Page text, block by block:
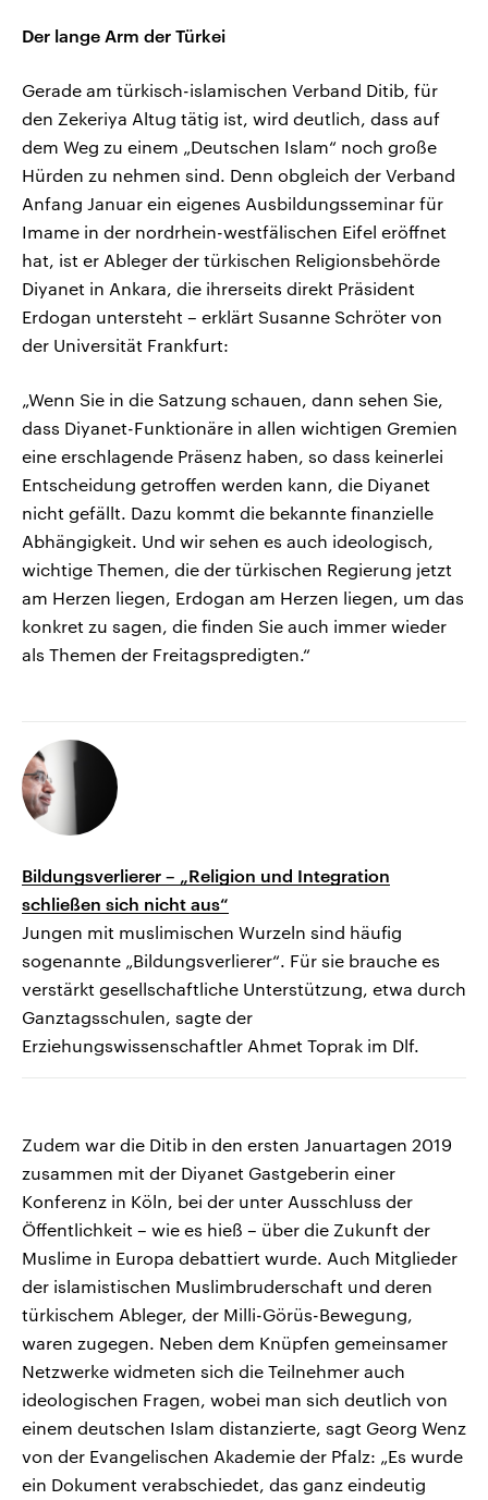
Der lange Arm der Türkei
Gerade am türkisch-islamischen Verband Ditib, für
den Zekeriya Altug tätig ist, wird deutlich, dass auf
dem Weg zu einem „Deutschen Islam“ noch große
Hürden zu nehmen sind. Denn obgleich der Verband
Anfang Januar ein eigenes Ausbildungsseminar für
Imame in der nordrhein-westfälischen Eifel eröffnet
hat, ist er Ableger der türkischen Religionsbehörde
Diyanet in Ankara, die ihrerseits direkt Präsident
Erdogan untersteht – erklärt Susanne Schröter von
der Universität Frankfurt:
„Wenn Sie in die Satzung schauen, dann sehen Sie,
dass Diyanet-Funktionäre in allen wichtigen Gremien
eine erschlagende Präsenz haben, so dass keinerlei
Entscheidung getroffen werden kann, die Diyanet
nicht gefällt. Dazu kommt die bekannte finanzielle
Abhängigkeit. Und wir sehen es auch ideologisch,
wichtige Themen, die der türkischen Regierung jetzt
am Herzen liegen, Erdogan am Herzen liegen, um das
konkret zu sagen, die finden Sie auch immer wieder
als Themen der Freitagspredigten.“
Bildungsverlierer – „Religion und Integration
schließen sich nicht aus“
Jungen mit muslimischen Wurzeln sind häufig
sogenannte „Bildungsverlierer“. Für sie brauche es
verstärkt gesellschaftliche Unterstützung, etwa durch
Ganztagsschulen, sagte der
Erziehungswissenschaftler Ahmet Toprak im Dlf.
Zudem war die Ditib in den ersten Januartagen 2019
zusammen mit der Diyanet Gastgeberin einer
Konferenz in Köln, bei der unter Ausschluss der
Öffentlichkeit – wie es hieß – über die Zukunft der
Muslime in Europa debattiert wurde. Auch Mitglieder
der islamistischen Muslimbruderschaft und deren
türkischem Ableger, der Milli-Görüs-Bewegung,
waren zugegen. Neben dem Knüpfen gemeinsamer
Netzwerke widmeten sich die Teilnehmer auch
ideologischen Fragen, wobei man sich deutlich von
einem deutschen Islam distanzierte, sagt Georg Wenz
von der Evangelischen Akademie der Pfalz: „Es wurde
ein Dokument verabschiedet, das ganz eindeutig